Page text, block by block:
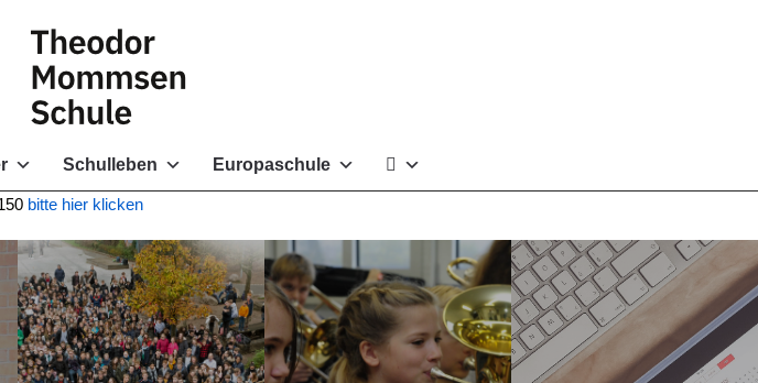
Schulleben Europaschule
bitte hier klicken